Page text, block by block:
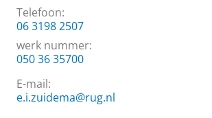
Telefoon:
06 3198 2507
werk nummer:
050 36 35700
E-mail:
e.i.zuidema@rug.nl